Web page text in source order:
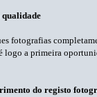
qualidade
fotografias
logo a primeira
do registo